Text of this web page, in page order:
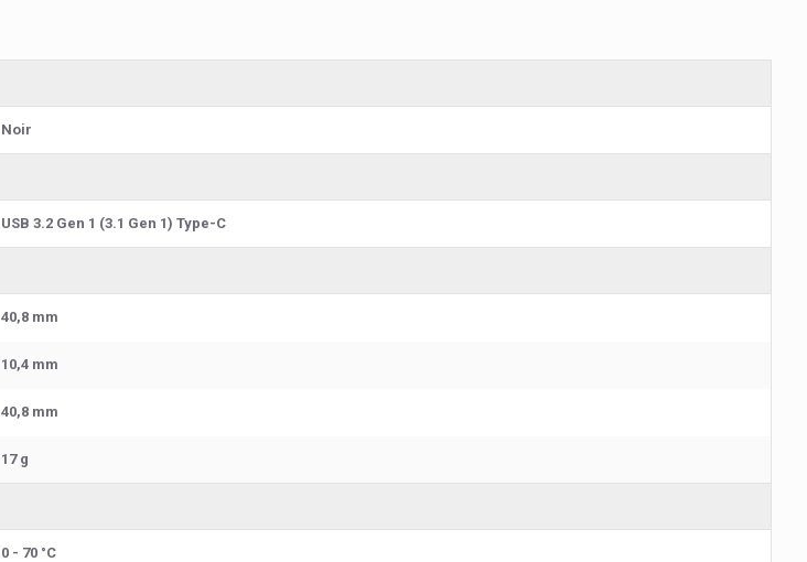
Noir
USB 3.2 Gen 1 (3.1 Gen 1) Type-C
40,8 mm
10,4 mm
40,8 mm
17 g
0 - 70 °C